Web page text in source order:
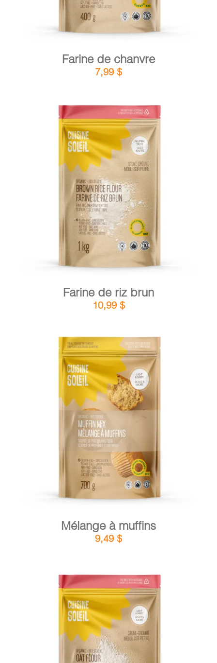
Farine de chanvre
7,99 $
AJOUTER AU PANIER DÉTAILS
Farine de riz brun
10,99 $
AJOUTER AU PANIER
Mélange à muffins
9,49 $
AJOUTER AU PANIER / DÉTAILS